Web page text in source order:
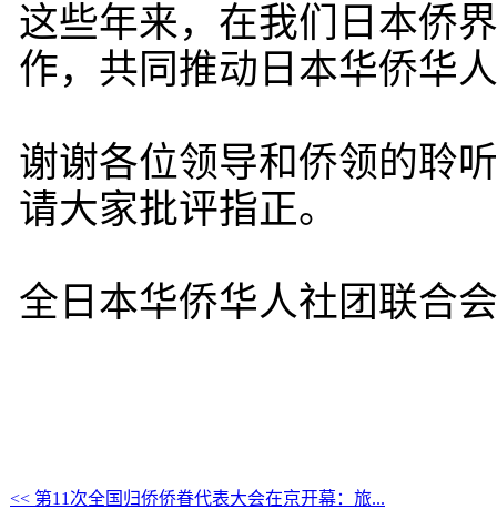
这些年来，在我们日本侨
作，共同推动日本华侨华
谢谢各位领导和侨领的聆
请大家批评指正。
全日本华侨华人社团联合
<< 第11次全国归侨侨眷代表大会在京开幕：旅...